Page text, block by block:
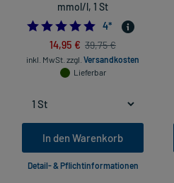
mmol/l, 1 St
4.75
4*
14,95 € 39,75 €
inkl. MwSt. zzgl. Versandkosten
Lieferbar
In den Warenkorb
Detail- & Pflichtinformationen